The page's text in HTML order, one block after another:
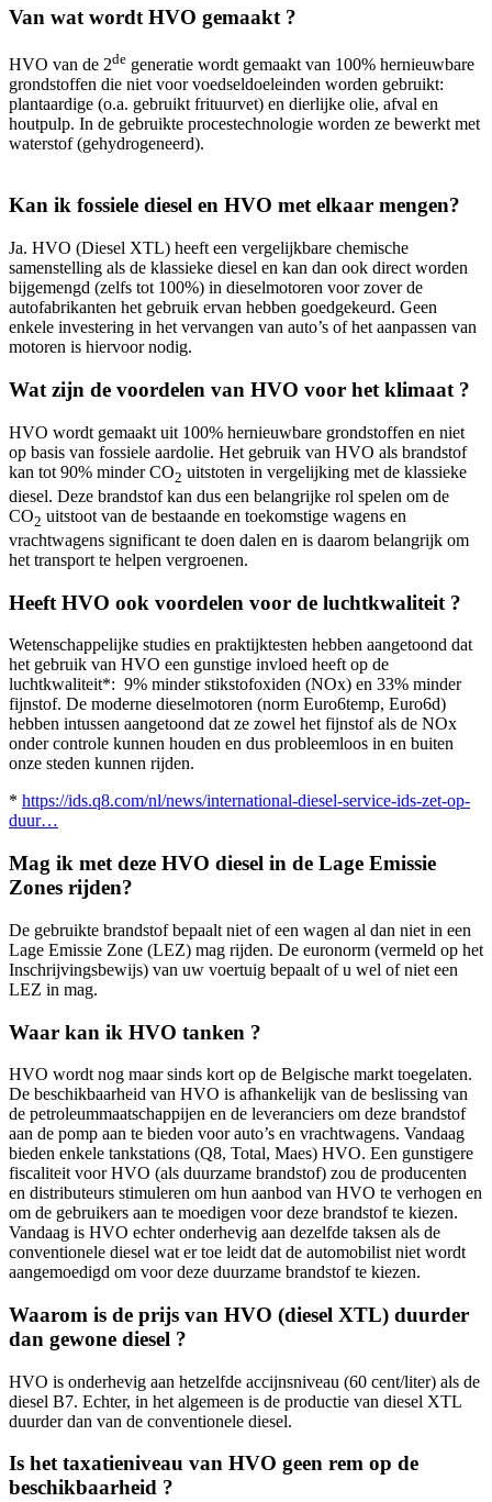
Van wat wordt HVO gemaakt ?
HVO van de 2de generatie wordt gemaakt van 100% hernieuwbare
grondstoffen die niet voor voedseldoeleinden worden gebruikt:
plantaardige (o.a. gebruikt frituurvet) en dierlijke olie, afval en
houtpulp. In de gebruikte procestechnologie worden ze bewerkt met
waterstof (gehydrogeneerd).
Kan ik fossiele diesel en HVO met elkaar mengen?
Ja. HVO (Diesel XTL) heeft een vergelijkbare chemische
samenstelling als de klassieke diesel en kan dan ook direct worden
bijgemengd (zelfs tot 100%) in dieselmotoren voor zover de
autofabrikanten het gebruik ervan hebben goedgekeurd. Geen
enkele investering in het vervangen van auto’s of het aanpassen van
motoren is hiervoor nodig.
Wat zijn de voordelen van HVO voor het klimaat ?
HVO wordt gemaakt uit 100% hernieuwbare grondstoffen en niet
op basis van fossiele aardolie. Het gebruik van HVO als brandstof
kan tot 90% minder CO2 uitstoten in vergelijking met de klassieke
diesel. Deze brandstof kan dus een belangrijke rol spelen om de
CO2 uitstoot van de bestaande en toekomstige wagens en
vrachtwagens significant te doen dalen en is daarom belangrijk om
het transport te helpen vergroenen.
Heeft HVO ook voordelen voor de luchtkwaliteit ?
Wetenschappelijke studies en praktijktesten hebben aangetoond dat
het gebruik van HVO een gunstige invloed heeft op de
luchtkwaliteit*: 9% minder stikstofoxiden (NOx) en ​33% minder
fijnstof. De moderne dieselmotoren (norm Euro6temp, Euro6d)
hebben intussen aangetoond dat ze zowel het fijnstof als de NOx
onder controle kunnen houden en dus probleemloos in en buiten
onze steden kunnen rijden.
* https://ids.q8.com/nl/news/international-diesel-service-ids-zet-op-
duur…
Mag ik met deze HVO diesel in de Lage Emissie
Zones rijden?
De gebruikte brandstof bepaalt niet of een wagen al dan niet in een
Lage Emissie Zone (LEZ) mag rijden. De euronorm (vermeld op het
Inschrijvingsbewijs) van uw voertuig bepaalt of u wel of niet een
LEZ in mag.
Waar kan ik HVO tanken ?
HVO wordt nog maar sinds kort op de Belgische markt toegelaten.
De beschikbaarheid van HVO is afhankelijk van de beslissing van
de petroleummaatschappijen en de leveranciers om deze brandstof
aan de pomp aan te bieden voor auto’s en vrachtwagens. Vandaag
bieden enkele tankstations (Q8, Total, Maes) HVO. Een gunstigere
fiscaliteit voor HVO (als duurzame brandstof) zou de producenten
en distributeurs stimuleren om hun aanbod van HVO te verhogen en
om de gebruikers aan te moedigen voor deze brandstof te kiezen.
Vandaag is HVO echter onderhevig aan dezelfde taksen als de
conventionele diesel wat er toe leidt dat de automobilist niet wordt
aangemoedigd om voor deze duurzame brandstof te kiezen.
Waarom is de prijs van HVO (diesel XTL) duurder
dan gewone diesel ?
HVO is onderhevig aan hetzelfde accijnsniveau (60 cent/liter) als de
diesel B7. Echter, in het algemeen is de productie van diesel XTL
duurder dan van de conventionele diesel.
Is het taxatieniveau van HVO geen rem op de
beschikbaarheid ?